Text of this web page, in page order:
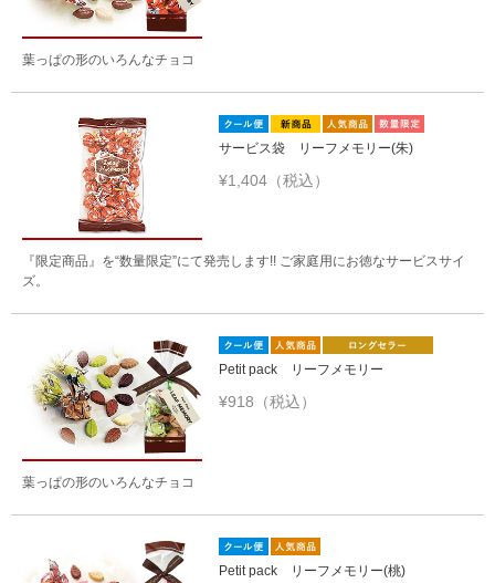
葉っぱの形のいろんなチョコ
サービス袋 リーフメモリー(朱)
¥1,404（税込）
『限定商品』を“数量限定”にて発売します!! ご家庭用にお徳なサービスサイ
ズ。
Petit pack リーフメモリー
¥918（税込）
葉っぱの形のいろんなチョコ
Petit pack リーフメモリー(桃)